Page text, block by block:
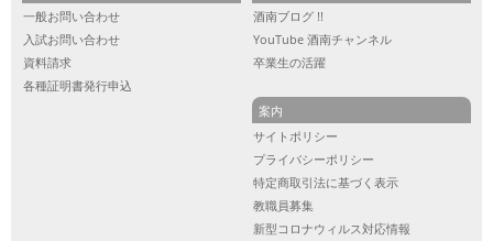
一般お問い合わせ
入試お問い合わせ
資料請求
各種証明書発行申込
酒南ブログ !!
YouTube 酒南チャンネル
卒業生の活躍
案内
サイトポリシー
プライバシーポリシー
特定商取引法に基づく表示
教職員募集
新型コロナウィルス対応情報